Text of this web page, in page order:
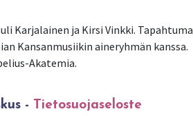
Karjalainen ja Kirsi Vinkki. Tapahtuma
Kansanmusiikin aineryhmän kanssa.
Akatemia.
- Tietosuojaseloste